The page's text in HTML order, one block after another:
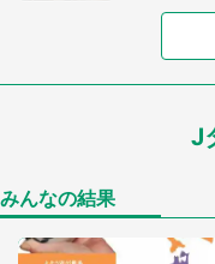
「富豪す
7万人驚
ードル高い
あまりに
「閉所恐
J
みんなの結果